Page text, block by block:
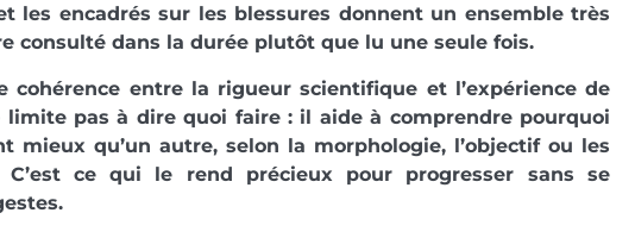
les encadrés sur les blessures donnent un ensemble très
consulté dans la durée plutôt que lu une seule fois.
cohérence entre la rigueur scientifique et l’expérience de
limite pas à dire quoi faire : il aide à comprendre pourquoi
mieux qu’un autre, selon la morphologie, l’objectif ou les
C’est ce qui le rend précieux pour progresser sans se